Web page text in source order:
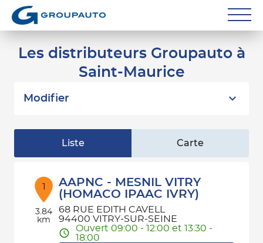
Carrossiers
Particuliers
Contact
Les distributeurs Groupauto à
Saint-Maurice
Modifier
Liste Carte
1
3.84
km
AAPNC - MESNIL VITRY
(HOMACO IPAAC IVRY)
68 RUE EDITH CAVELL
94400 VITRY-SUR-SEINE
Ouvert 09:00 - 12:00 et 13:30 -
18:00